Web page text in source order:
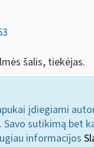
šalis, tiekėjas.
įdiegiami
sutikimą bet
informacijos